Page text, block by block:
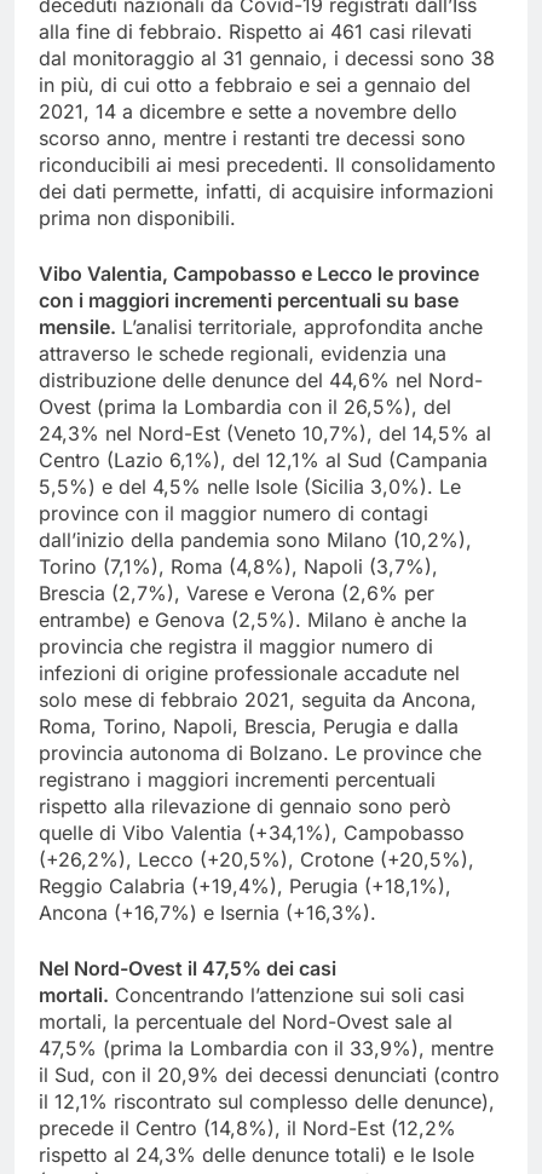
deceduti nazionali da Covid-19 registrati dall’Iss
alla fine di febbraio. Rispetto ai 461 casi rilevati
dal monitoraggio al 31 gennaio, i decessi sono 38
in più, di cui otto a febbraio e sei a gennaio del
2021, 14 a dicembre e sette a novembre dello
scorso anno, mentre i restanti tre decessi sono
riconducibili ai mesi precedenti. Il consolidamento
dei dati permette, infatti, di acquisire informazioni
prima non disponibili.
Vibo Valentia, Campobasso e Lecco le province
con i maggiori incrementi percentuali su base
mensile. L’analisi territoriale, approfondita anche
attraverso le schede regionali, evidenzia una
distribuzione delle denunce del 44,6% nel Nord-
Ovest (prima la Lombardia con il 26,5%), del
24,3% nel Nord-Est (Veneto 10,7%), del 14,5% al
Centro (Lazio 6,1%), del 12,1% al Sud (Campania
5,5%) e del 4,5% nelle Isole (Sicilia 3,0%). Le
province con il maggior numero di contagi
dall’inizio della pandemia sono Milano (10,2%),
Torino (7,1%), Roma (4,8%), Napoli (3,7%),
Brescia (2,7%), Varese e Verona (2,6% per
entrambe) e Genova (2,5%). Milano è anche la
provincia che registra il maggior numero di
infezioni di origine professionale accadute nel
solo mese di febbraio 2021, seguita da Ancona,
Roma, Torino, Napoli, Brescia, Perugia e dalla
provincia autonoma di Bolzano. Le province che
registrano i maggiori incrementi percentuali
rispetto alla rilevazione di gennaio sono però
quelle di Vibo Valentia (+34,1%), Campobasso
(+26,2%), Lecco (+20,5%), Crotone (+20,5%),
Reggio Calabria (+19,4%), Perugia (+18,1%),
Ancona (+16,7%) e Isernia (+16,3%).
Nel Nord-Ovest il 47,5% dei casi
mortali. Concentrando l’attenzione sui soli casi
mortali, la percentuale del Nord-Ovest sale al
47,5% (prima la Lombardia con il 33,9%), mentre
il Sud, con il 20,9% dei decessi denunciati (contro
il 12,1% riscontrato sul complesso delle denunce),
precede il Centro (14,8%), il Nord-Est (12,2%
rispetto al 24,3% delle denunce totali) e le Isole